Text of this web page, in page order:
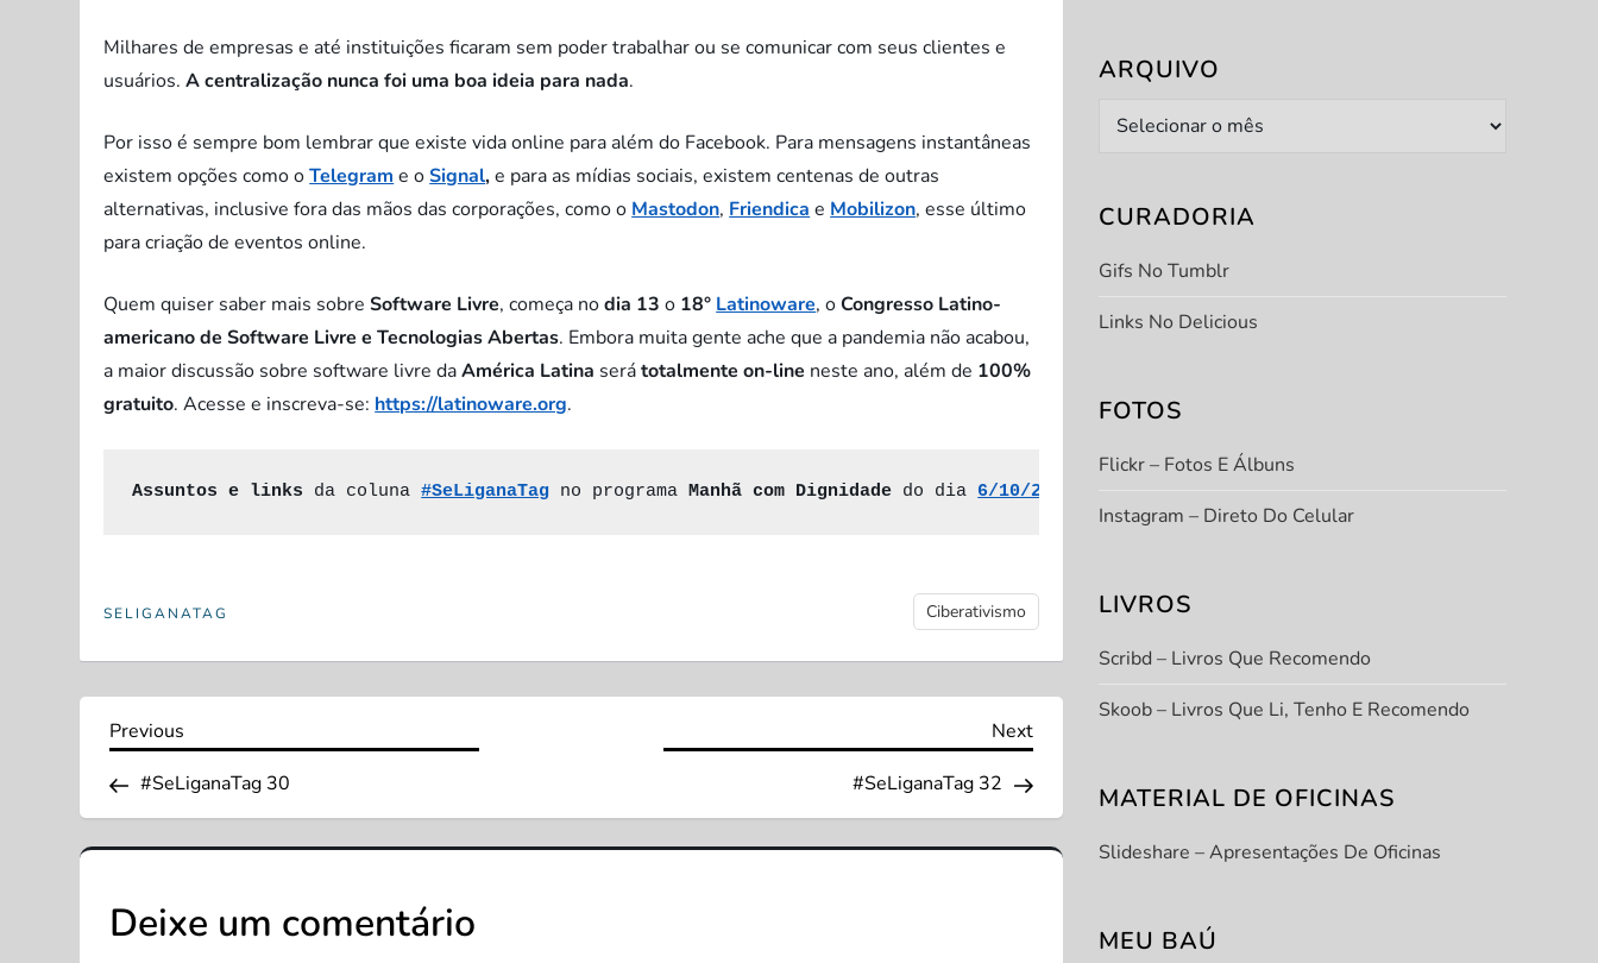
Milhares de empresas e até instituições ficaram sem poder trabalhar ou se comunicar com seus clientes e
usuários.A centralização nunca foi uma boa ideia para nada.
Por isso é sempre bom lembrar que existe vida online para além do Facebook. Para mensagens instantâneas
existem opções como oTelegram e oSignal,e para as mídias sociais, existem centenas de outras
alternativas, inclusive fora das mãos das corporações, como o Mastodon, Friendica e Mobilizon, esse último
para criação de eventos online.
Quem quiser saber mais sobreSoftware Livre, começa nodia 13 o 18° Latinoware, oCongresso Latino-
americano de Software Livre e Tecnologias Abertas. Embora muita gente ache que a pandemia não acabou,
a maior discussão sobre software livre daAmérica Latina serátotalmente on-line neste ano, além de 100%
gratuito. Acesse e inscreva-se: https://latinoware.org.
Assuntos e links da coluna #SeLiganaTag no programa Manhã com Dignidade do dia 6/10/2021
SELIGANATAG Ciberativismo
N
a
v
e
Previous
Previous
#SeLiganaTag 30
Next
Next
#SeLiganaTag 32
Deixe um comentário
ARQUIVO
Arquivo
CURADORIA
Gifs No Tumblr
Links No Delicious
FOTOS
Flickr – Fotos E Álbuns
Instagram – Direto Do Celular
LIVROS
Scribd – Livros Que Recomendo
Skoob – Livros Que Li, Tenho E Recomendo
MATERIAL DE OFICINAS
Slideshare – Apresentações De Oficinas
MEU BAÚ